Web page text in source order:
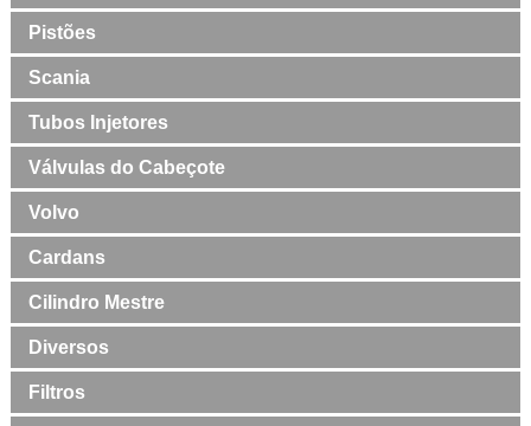
Pistões
Scania
Tubos Injetores
Válvulas do Cabeçote
Volvo
Cardans
Cilindro Mestre
Diversos
Filtros